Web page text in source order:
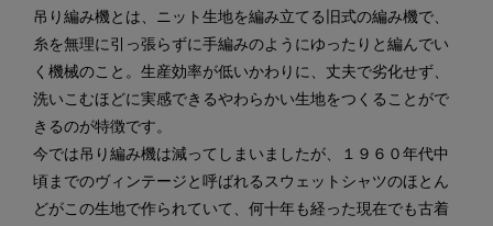
吊り編み機とは、ニット生地を編み立てる旧式の編み機で、
糸を無理に引っ張らずに手編みのようにゆったりと編んでい
く機械のこと。生産効率が低いかわりに、丈夫で劣化せず、
洗いこむほどに実感できるやわらかい生地をつくることがで
きるのが特徴です。
今では吊り編み機は減ってしまいましたが、１９６０年代中
頃までのヴィンテージと呼ばれるスウェットシャツのほとん
どがこの生地で作られていて、何十年も経った現在でも古着